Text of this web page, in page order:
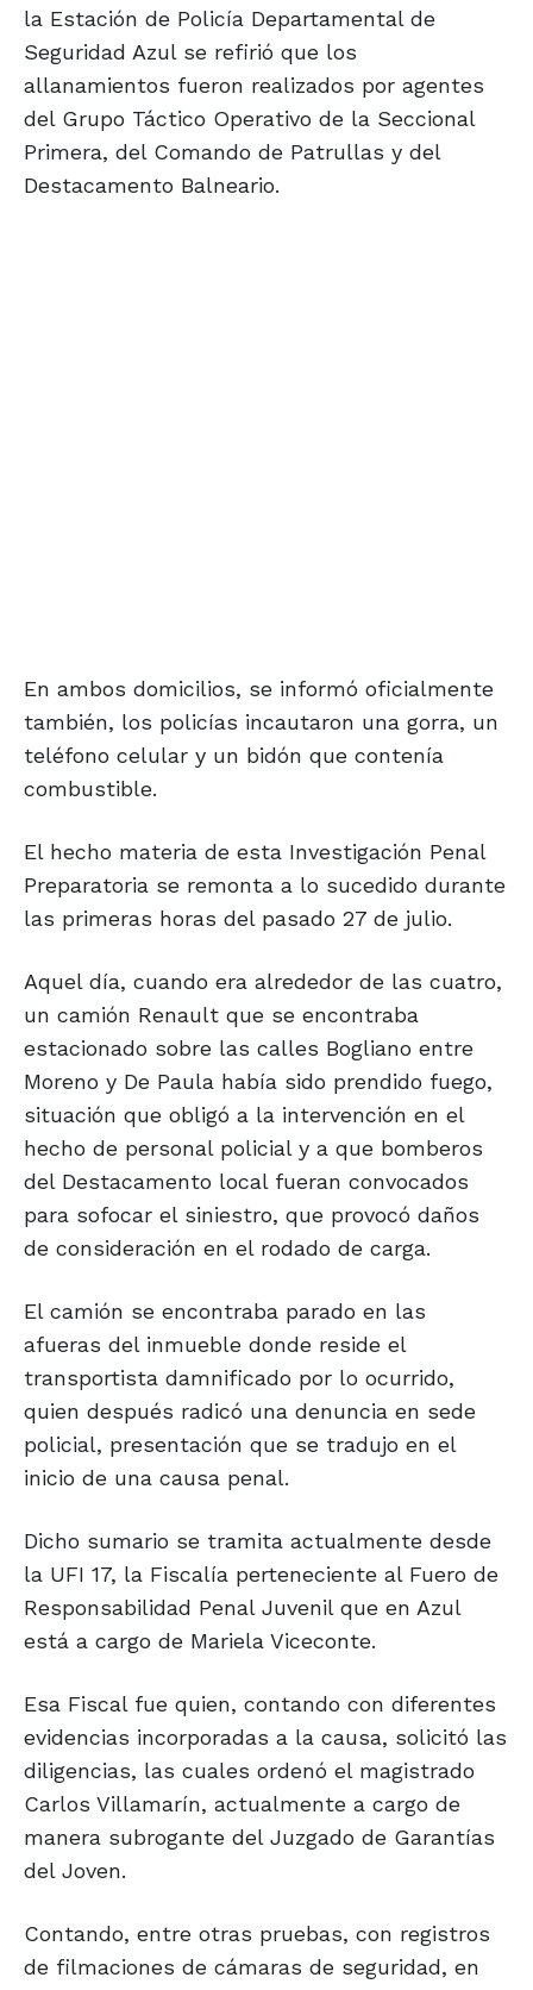
la Estación de Policía Departamental de
Seguridad Azul se refirió que los
allanamientos fueron realizados por agentes
del Grupo Táctico Operativo de la Seccional
Primera, del Comando de Patrullas y del
Destacamento Balneario.
En ambos domicilios, se informó oficialmente
también, los policías incautaron una gorra, un
teléfono celular y un bidón que contenía
combustible.
El hecho materia de esta Investigación Penal
Preparatoria se remonta a lo sucedido durante
las primeras horas del pasado 27 de julio.
Aquel día, cuando era alrededor de las cuatro,
un camión Renault que se encontraba
estacionado sobre las calles Bogliano entre
Moreno y De Paula había sido prendido fuego,
situación que obligó a la intervención en el
hecho de personal policial y a que bomberos
del Destacamento local fueran convocados
para sofocar el siniestro, que provocó daños
de consideración en el rodado de carga.
El camión se encontraba parado en las
afueras del inmueble donde reside el
transportista damnificado por lo ocurrido,
quien después radicó una denuncia en sede
policial, presentación que se tradujo en el
inicio de una causa penal.
Dicho sumario se tramita actualmente desde
la UFI 17, la Fiscalía perteneciente al Fuero de
Responsabilidad Penal Juvenil que en Azul
está a cargo de Mariela Viceconte.
Esa Fiscal fue quien, contando con diferentes
evidencias incorporadas a la causa, solicitó las
diligencias, las cuales ordenó el magistrado
Carlos Villamarín, actualmente a cargo de
manera subrogante del Juzgado de Garantías
del Joven.
Contando, entre otras pruebas, con registros
de filmaciones de cámaras de seguridad, en